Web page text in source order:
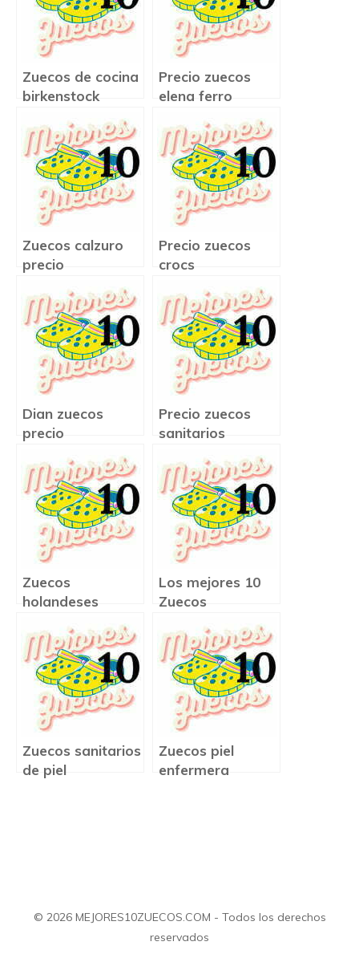
Zuecos de cocina
birkenstock
Precio zuecos
elena ferro
Zuecos calzuro
precio
Precio zuecos
crocs
Dian zuecos
precio
Precio zuecos
sanitarios
Zuecos
holandeses
Los mejores 10
Zuecos
Zuecos sanitarios
de piel
Zuecos piel
enfermera
© 2026 MEJORES10ZUECOS.COM - Todos los derechos
reservados